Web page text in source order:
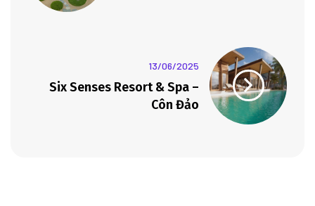
13/06/2025
Six Senses Resort & Spa –
Côn Đảo